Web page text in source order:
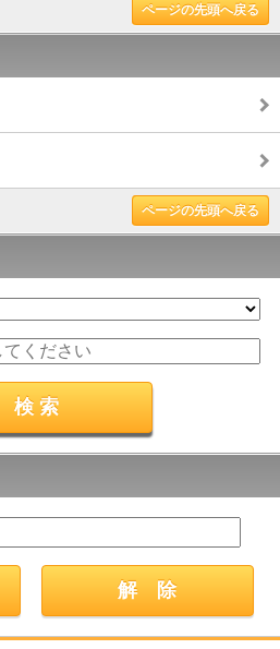
ページの先頭へ戻る
ページの先頭へ戻る